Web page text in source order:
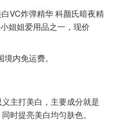
VC炸弹精华 科颜氏暗夜精
姐姐爱用品之一，现价
内免运费。
主打美白，主要成分就是
时提亮美白均匀肤色。